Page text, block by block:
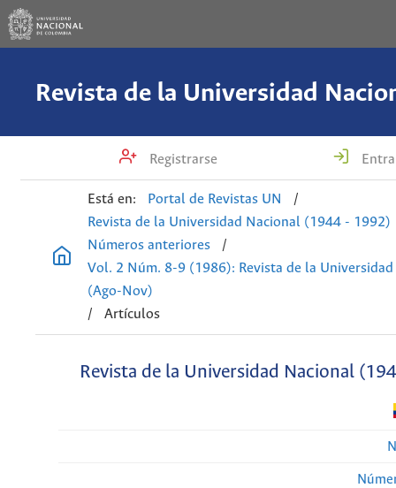
Registrarse
Está en: Portal de Revistas UN
/
Revista de la Universidad Nacional (1944 - 1992)
Números anteriores
/
Vol. 2 Núm. 8-9 (1986): Revista de la
(Ago-Nov)
/
Artículos
Revista de la Universidad Nacional